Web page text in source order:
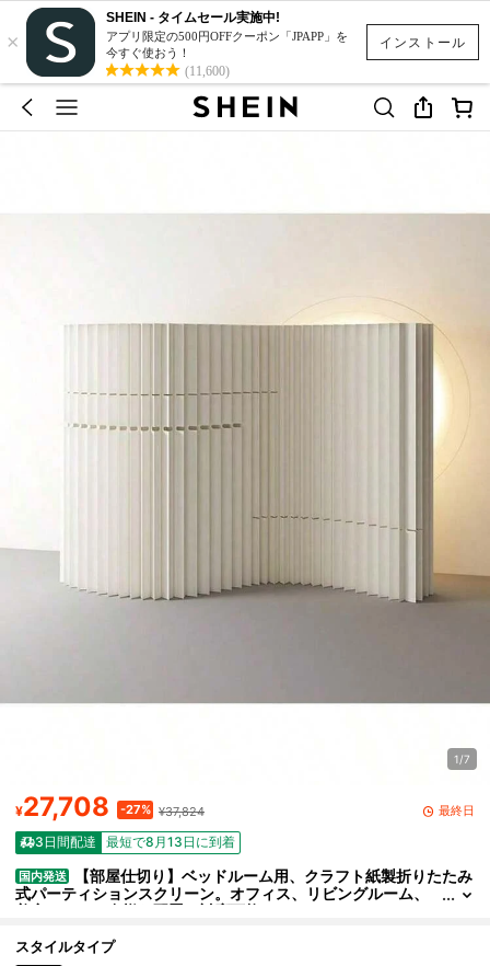
インストール
×
SHEIN - タイムセール実施中!
アプリ限定の500円OFFクーポン「JPAPP」を
今すぐ使おう！
(11,600)
1/7
¥27,708 -27% ¥37,824 最終日
3日間配達 最短で8月13日に到着
国内発送
【部屋仕切り】ベッドルーム用、クラフト紙製折りたたみ
式パーティションスクリーン。オフィス、リビングルーム、
美容サロンで多様な配置に対応可能。
スタイルタイプ